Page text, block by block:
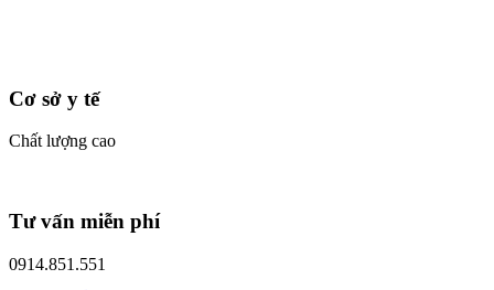
Cơ sở y tế
Chất lượng cao
Tư vấn miễn phí
0914.851.551